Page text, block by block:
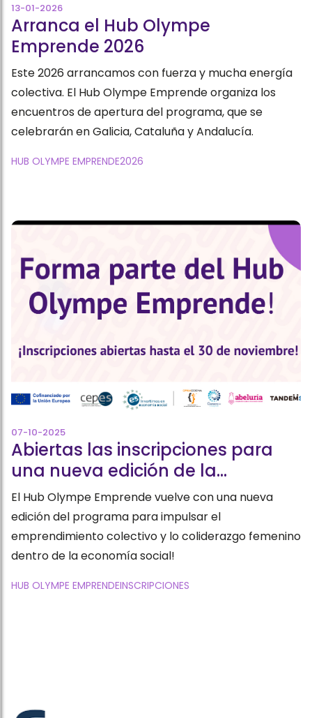
13-01-2026
Arranca el Hub Olympe
Emprende 2026
Este 2026 arrancamos con fuerza y mucha energía
colectiva. El Hub Olympe Emprende organiza los
encuentros de apertura del programa, que se
celebrarán en Galicia, Cataluña y Andalucía.
HUB OLYMPE EMPRENDE2026
07-10-2025
Abiertas las inscripciones para
una nueva edición de la
Aceleradora del Hub Olympe
Emprende!
El Hub Olympe Emprende vuelve con una nueva
edición del programa para impulsar el
emprendimiento colectivo y lo coliderazgo femenino
dentro de la economía social!
HUB OLYMPE EMPRENDEINSCRIPCIONES